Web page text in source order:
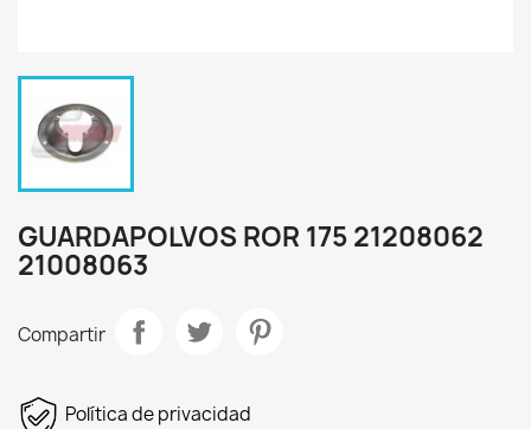
GUARDAPOLVOS ROR 175 21208062
21008063
Compartir
Política de privacidad